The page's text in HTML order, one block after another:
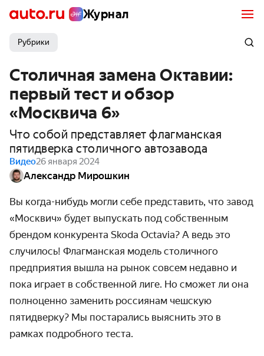
Журнал
Рубрики
Столичная замена Октавии:
первый тест и обзор
«Москвича 6»
Что собой представляет флагманская
пятидверка столичного автозавода
Видео26 января 2024
Александр Мирошкин
Вы когда-нибудь могли себе представить, что завод
«Москвич» будет выпускать под собственным
брендом конкурента Skoda Octavia? А ведь это
случилось! Флагманская модель столичного
предприятия вышла на рынок совсем недавно и
пока играет в собственной лиге. Но сможет ли она
полноценно заменить россиянам чешскую
пятидверку? Мы постарались выяснить это в
рамках подробного теста.